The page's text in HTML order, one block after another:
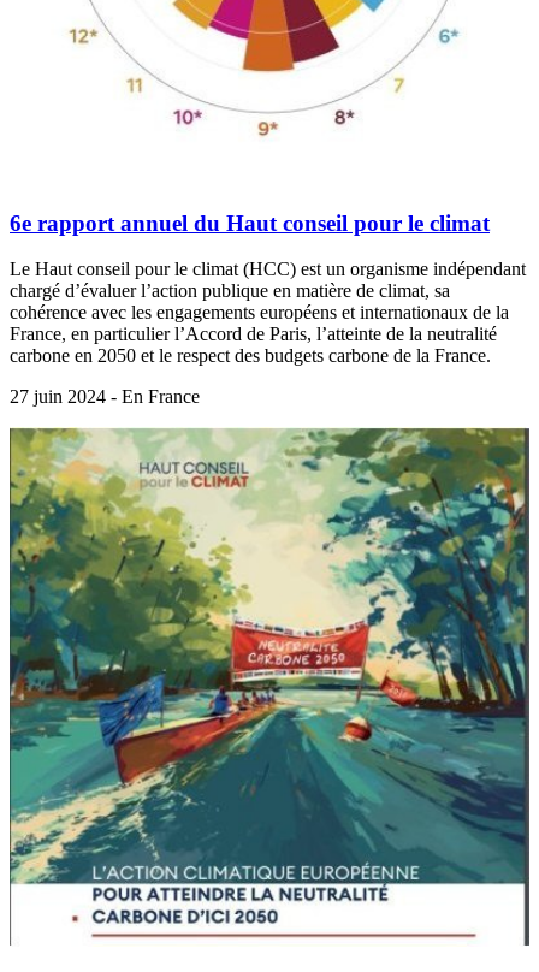
6e rapport annuel du Haut conseil pour le climat
Le Haut conseil pour le climat (HCC) est un organisme indépendant
chargé d’évaluer l’action publique en matière de climat, sa
cohérence avec les engagements européens et internationaux de la
France, en particulier l’Accord de Paris, l’atteinte de la neutralité
carbone en 2050 et le respect des budgets carbone de la France.
27 juin 2024 - En France